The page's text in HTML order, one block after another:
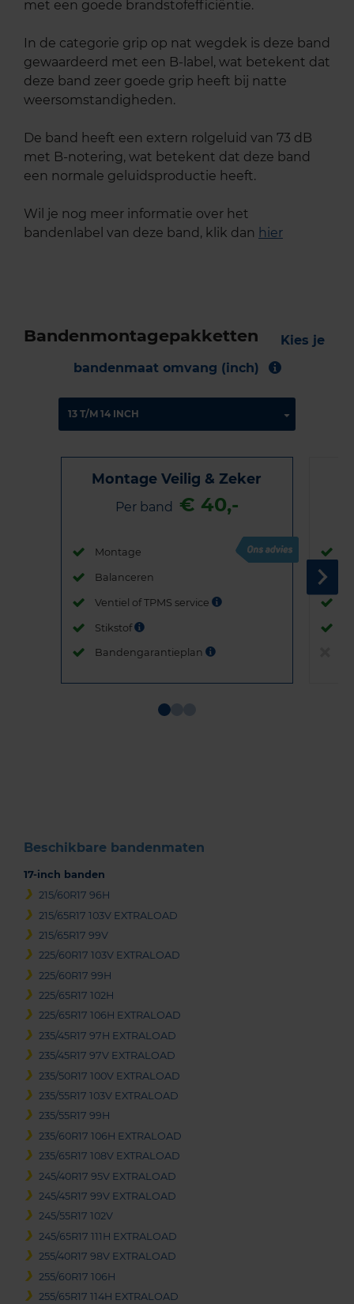
met een goede brandstofefficiëntie.
In de categorie grip op nat wegdek is deze band
gewaardeerd met een B-label, wat betekent dat
deze band zeer goede grip heeft bij natte
weersomstandigheden.
De band heeft een extern rolgeluid van 73 dB
met B-notering, wat betekent dat deze band
een normale geluidsproductie heeft.
Wil je nog meer informatie over het
bandenlabel van deze band, klik dan hier
Bandenmontagepakketten
Kies je
bandenmaat omvang (inch)
Montage Veilig & Zeker
Per band € 40,-
Montage
Balanceren
Ventiel of TPMS service
Stikstof
Bandengarantieplan
Beschikbare bandenmaten
17-inch banden
215/60R17 96H
215/65R17 103V EXTRALOAD
215/65R17 99V
225/60R17 103V EXTRALOAD
225/60R17 99H
225/65R17 102H
225/65R17 106H EXTRALOAD
235/45R17 97H EXTRALOAD
235/45R17 97V EXTRALOAD
235/50R17 100V EXTRALOAD
235/55R17 103V EXTRALOAD
235/55R17 99H
235/60R17 106H EXTRALOAD
235/65R17 108V EXTRALOAD
245/40R17 95V EXTRALOAD
245/45R17 99V EXTRALOAD
245/55R17 102V
245/65R17 111H EXTRALOAD
255/40R17 98V EXTRALOAD
255/60R17 106H
255/65R17 114H EXTRALOAD